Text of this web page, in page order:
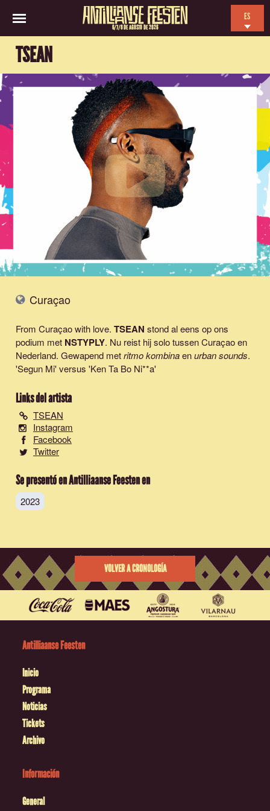
6/7/8 DE AGOSTO DE 2026
ES
FR
TSEAN
Curaçao
From Curaçao with love. TSEAN stond al eens op ons
podium met NSTYPLY. Nu reist hij solo tussen Curaçao en
Nederland. Gewapend metritmo kombinaenurban sounds.
'Segun Mi' versus 'Ken Ta Bo Ni**a'
Links del artista
TSEAN
Instagram
Facebook
Twitter
Se presentó en Antilliaanse Feesten en
2023
VOLVER A CRONOLOGÍA
Antilliaanse Feesten
Inicio
Programa
Noticias
Tickets
Archivo
Información
General